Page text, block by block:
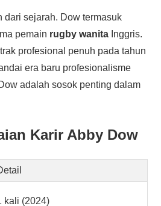
dari sejarah. Dow termasuk
pemain rugby wanitaInggris.
profesional penuh pada tahun
era baru profesionalisme
adalah sosok penting dalam
Karir Abby Dow
kali (2024)